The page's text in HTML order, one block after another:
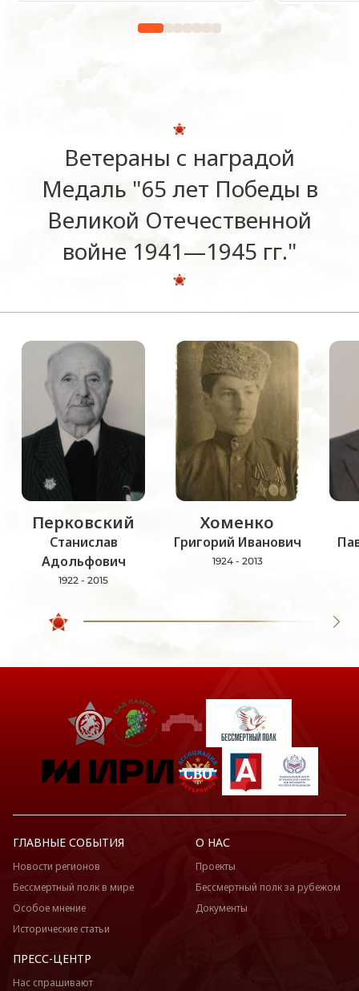
Ветераны с наградой
Медаль "65 лет Победы в
Великой Отечественной
войне 1941—1945 гг."
Перковский
Станислав
Адольфович
1922 - 2015
Хоменко
Григорий Иванович
1924 - 2013
ГЛАВНЫЕ СОБЫТИЯ
Новости регионов
Бессмертный полк в мире
Особое мнение
Исторические статьи
О НАС
Проекты
Бессмертный полк за рубежом
Документы
ПРЕСС-ЦЕНТР
Нас спрашивают